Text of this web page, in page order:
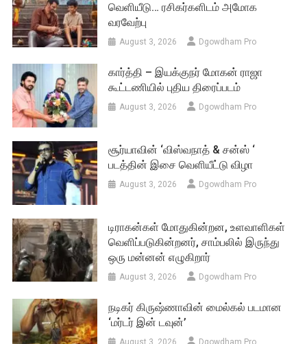
வெளியீடு… ரசிகர்களிடம் அமோக
வரவேற்பு
August 3, 2026 Dgowdham Pro
கார்த்தி – இயக்குநர் மோகன் ராஜா
கூட்டணியில் புதிய திரைப்படம்
August 3, 2026 Dgowdham Pro
சூர்யாவின் ‘விஸ்வநாத் & சன்ஸ் ‘
படத்தின் இசை வெளியீட்டு விழா
August 3, 2026 Dgowdham Pro
டிராகன்கள் மோதுகின்றன, உளவாளிகள்
வெளிப்படுகின்றனர், சாம்பலில் இருந்து
ஒரு மன்னன் எழுகிறார்
August 3, 2026 Dgowdham Pro
நடிகர் கிருஷ்ணாவின் மைல்கல் படமான
‘மர்டர் இன் டவுன்’
August 3, 2026 Dgowdham Pro